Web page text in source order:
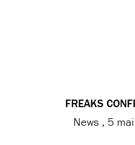
FREAKS
News
5